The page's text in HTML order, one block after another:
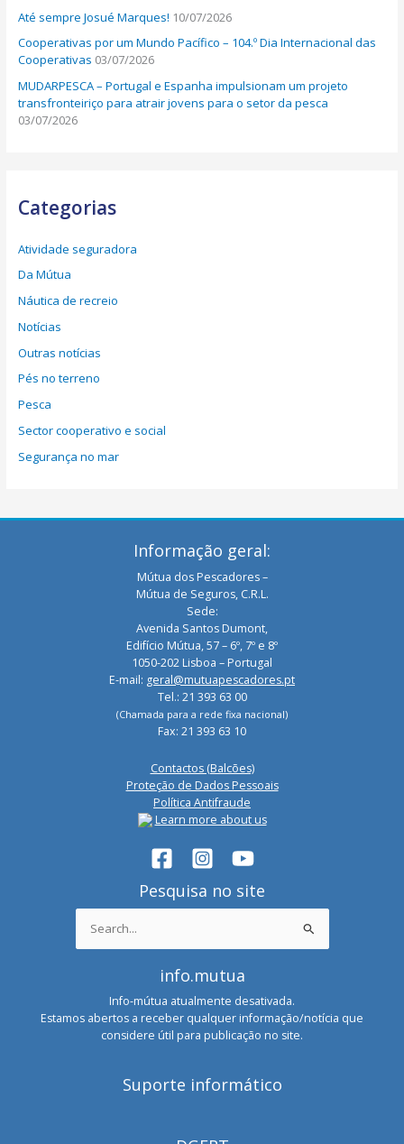
Até sempre Josué Marques! 10/07/2026
Cooperativas por um Mundo Pacífico – 104.º Dia Internacional das
Cooperativas 03/07/2026
MUDARPESCA – Portugal e Espanha impulsionam um projeto
transfronteiriço para atrair jovens para o setor da pesca
03/07/2026
Categorias
Atividade seguradora
Da Mútua
Náutica de recreio
Notícias
Outras notícias
Pés no terreno
Pesca
Sector cooperativo e social
Segurança no mar
Informação geral:
Mútua dos Pescadores –
Mútua de Seguros, C.R.L.
Sede:
Avenida Santos Dumont,
Edifício Mútua, 57 – 6º, 7º e 8º
1050-202 Lisboa – Portugal
E-mail: geral@mutuapescadores.pt
Tel.: 21 393 63 00
(Chamada para a rede fixa nacional)
Fax: 21 393 63 10
Contactos (Balcões)
Proteção de Dados Pessoais
Política Antifraude
Learn more about us
Pesquisa no site
Search
for:
info.mutua
Info-mútua atualmente desativada.
Estamos abertos a receber qualquer informação/notícia que
considere útil para publicação no site.
Suporte informático